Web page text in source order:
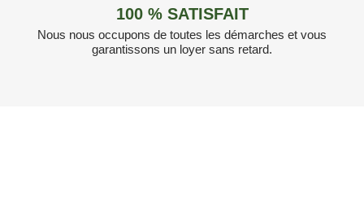
100 % SATISFAIT
Nous nous occupons de toutes les démarches et vous
garantissons un loyer sans retard.